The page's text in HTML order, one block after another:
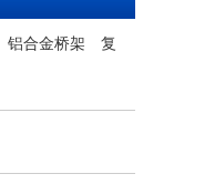
铝合金桥架
复